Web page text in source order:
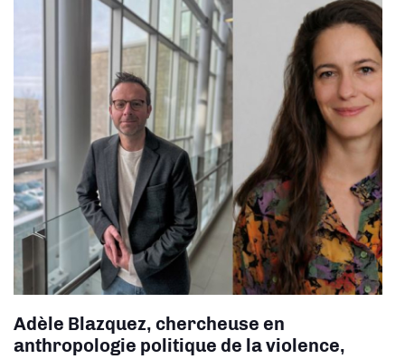
Adèle Blazquez, chercheuse en
anthropologie politique de la violence,